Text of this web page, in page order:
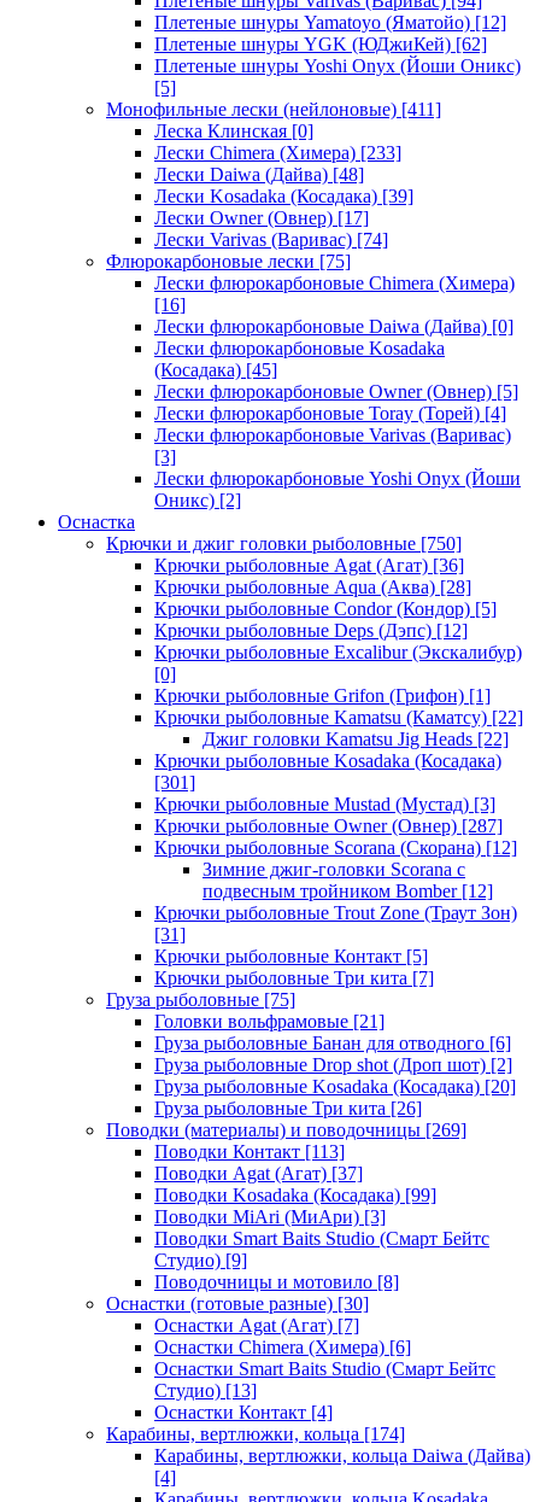
Плетеные шнуры Yamatoyo (Яматойо) [12]
Плетеные шнуры YGK (ЮДжиКей) [62]
Плетеные шнуры Yoshi Onyx (Йоши Оникс)
[5]
Монофильные лески (нейлоновые) [411]
Леска Клинская [0]
Лески Chimera (Химера) [233]
Лески Daiwa (Дайва) [48]
Лески Kosadaka (Косадака) [39]
Лески Owner (Овнер) [17]
Лески Varivas (Варивас) [74]
Флюрокарбоновые лески [75]
Лески флюрокарбоновые Chimera (Химера)
[16]
Лески флюрокарбоновые Daiwa (Дайва) [0]
Лески флюрокарбоновые Kosadaka
(Косадака) [45]
Лески флюрокарбоновые Owner (Овнер) [5]
Лески флюрокарбоновые Toray (Торей) [4]
Лески флюрокарбоновые Varivas (Варивас)
[3]
Лески флюрокарбоновые Yoshi Onyx (Йоши
Оникс) [2]
Оснастка
Крючки и джиг головки рыболовные [750]
Крючки рыболовные Agat (Агат) [36]
Крючки рыболовные Aqua (Аква) [28]
Крючки рыболовные Condor (Кондор) [5]
Крючки рыболовные Deps (Дэпс) [12]
Крючки рыболовные Excalibur (Экскалибур)
[0]
Крючки рыболовные Grifon (Грифон) [1]
Крючки рыболовные Kamatsu (Каматсу) [22]
Джиг головки Kamatsu Jig Heads [22]
Крючки рыболовные Kosadaka (Косадака)
[301]
Крючки рыболовные Mustad (Мустад) [3]
Крючки рыболовные Owner (Овнер) [287]
Крючки рыболовные Scorana (Скорана) [12]
Зимние джиг-головки Scorana с
подвесным тройником Bomber[12]
Крючки рыболовные Trout Zone (Траут Зон)
[31]
Крючки рыболовные Контакт [5]
Крючки рыболовные Три кита [7]
Груза рыболовные [75]
Головки вольфрамовые [21]
Груза рыболовные Банан для отводного [6]
Груза рыболовные Drop shot (Дроп шот) [2]
Груза рыболовные Kosadaka (Косадака) [20]
Груза рыболовные Три кита [26]
Поводки (материалы) и поводочницы [269]
Поводки Контакт [113]
Поводки Agat (Агат) [37]
Поводки Kosadaka (Косадака) [99]
Поводки MiAri (МиАри) [3]
Поводки Smart Baits Studio (Смарт Бейтс
Студио) [9]
Поводочницы и мотовило [8]
Оснастки (готовые разные) [30]
Оснастки Agat (Агат) [7]
Оснастки Chimera (Химера) [6]
Оснастки Smart Baits Studio (Смарт Бейтс
Студио) [13]
Оснастки Контакт [4]
Карабины, вертлюжки, кольца [174]
Карабины, вертлюжки, кольца Daiwa (Дайва)
[4]